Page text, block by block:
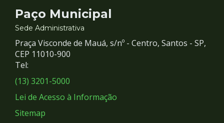
Contato
e
Redes
Sociais
Paço Municipal
Sede Administrativa
Praça Visconde de Mauá, s/nº - Centro, Santos - SP,
CEP 11010-900
Tel:
(13) 3201-5000
Lei de Acesso à Informação
Sitemap